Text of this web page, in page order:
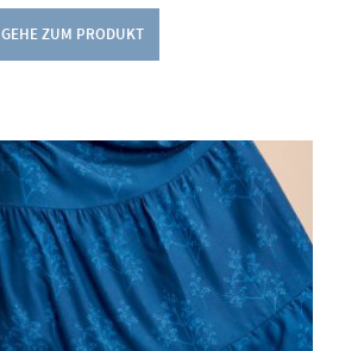
GEHE ZUM PRODUKT